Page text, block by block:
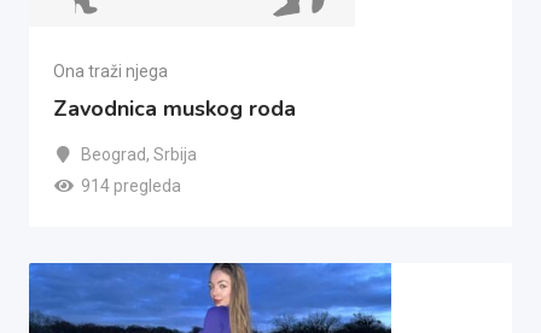
Ona traži njega
Zavodnica muskog roda
Beograd, Srbija
914 pregleda